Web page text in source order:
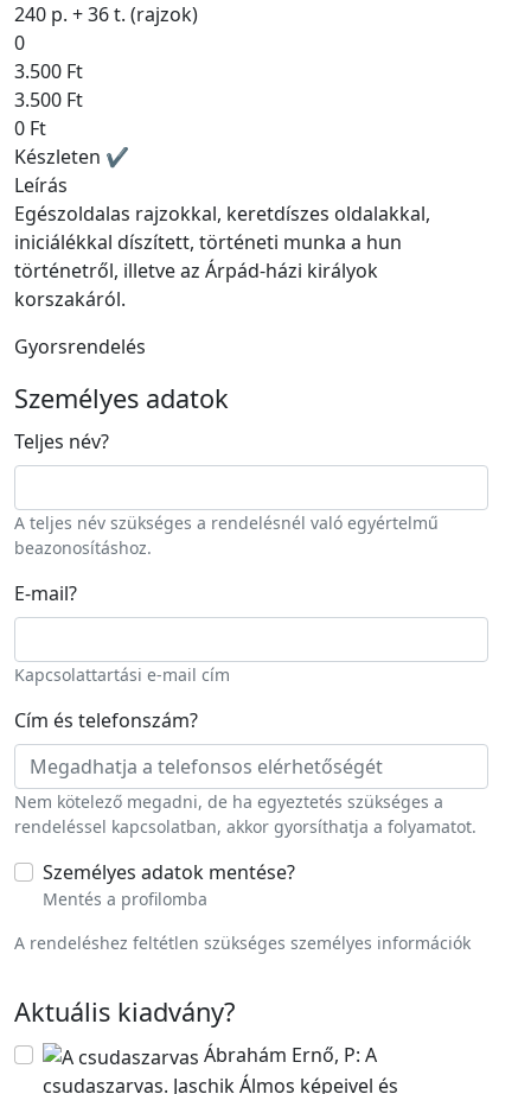
240 p. + 36 t. (rajzok)
0
3.500 Ft
3.500 Ft
0 Ft
Készleten ✔
Leírás
Egészoldalas rajzokkal, keretdíszes oldalakkal,
iniciálékkal díszített, történeti munka a hun
történetről, illetve az Árpád-házi királyok
korszakáról.
Gyorsrendelés
Személyes adatok
Teljes név?
A teljes név szükséges a rendelésnél való egyértelmű
beazonosításhoz.
E-mail?
Kapcsolattartási e-mail cím
Cím és telefonszám?
Nem kötelező megadni, de ha egyeztetés szükséges a
rendeléssel kapcsolatban, akkor gyorsíthatja a folyamatot.
Személyes adatok mentése?
Mentés a profilomba
A rendeléshez feltétlen szükséges személyes információk
Aktuális kiadvány?
Ábrahám Ernő, P: A
csudaszarvas. Jaschik Álmos képeivel és